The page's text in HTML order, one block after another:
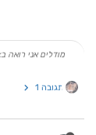
מודלים אני רואה בmeteologix
תגובה 1